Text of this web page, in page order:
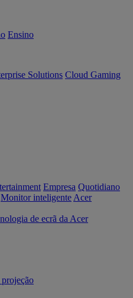
Ensino
Solutions Cloud Gaming
Empresa Quotidiano
Monitor inteligente Acer
de ecrã da Acer